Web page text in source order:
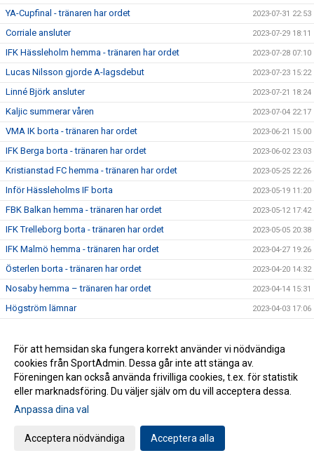
YA-Cupfinal - tränaren har ordet 2023-07-31 22:53
Corriale ansluter 2023-07-29 18:11
IFK Hässleholm hemma - tränaren har ordet 2023-07-28 07:10
Lucas Nilsson gjorde A-lagsdebut 2023-07-23 15:22
Linné Björk ansluter 2023-07-21 18:24
Kaljic summerar våren 2023-07-04 22:17
VMA IK borta - tränaren har ordet 2023-06-21 15:00
IFK Berga borta - tränaren har ordet 2023-06-02 23:03
Kristianstad FC hemma - tränaren har ordet 2023-05-25 22:26
Inför Hässleholms IF borta 2023-05-19 11:20
FBK Balkan hemma - tränaren har ordet 2023-05-12 17:42
IFK Trelleborg borta - tränaren har ordet 2023-05-05 20:38
IFK Malmö hemma - tränaren har ordet 2023-04-27 19:26
Österlen borta - tränaren har ordet 2023-04-20 14:32
Nosaby hemma – tränaren har ordet 2023-04-14 15:31
Högström lämnar 2023-04-03 17:06
2021-09-13 20:58
2021-09-09 16:37
Gå till Webbversion
För att hemsidan ska fungera korrekt använder vi nödvändiga
cookies från SportAdmin. Dessa går inte att stänga av.
Föreningen kan också använda frivilliga cookies, t.ex. för statistik
eller marknadsföring. Du väljer själv om du vill acceptera dessa.
Anpassa dina val
Acceptera nödvändiga Acceptera alla